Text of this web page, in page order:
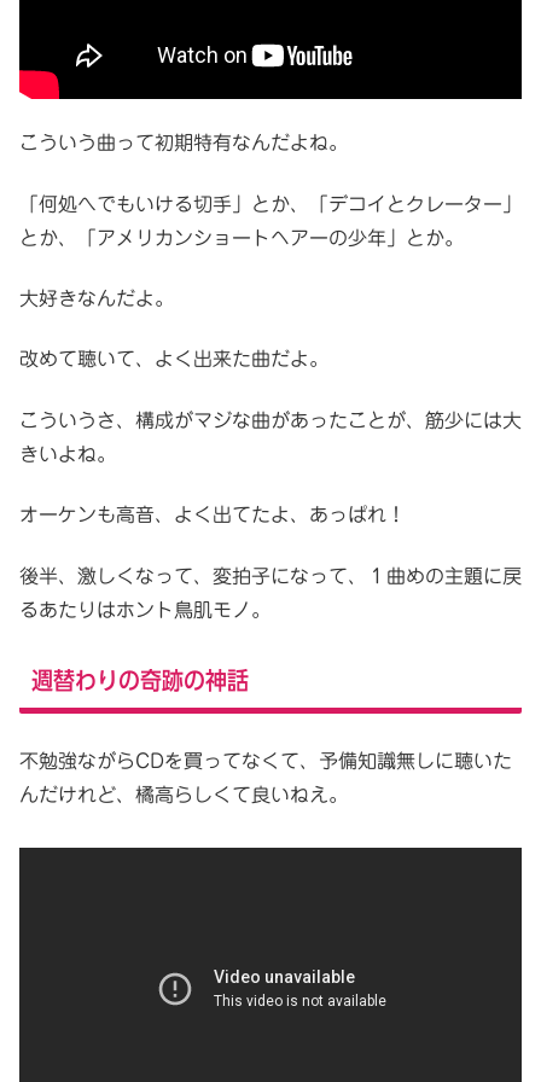
こういう曲って初期特有なんだよね。
「何処へでもいける切手」とか、「デコイとクレーター」
とか、「アメリカンショートヘアーの少年」とか。
大好きなんだよ。
改めて聴いて、よく出来た曲だよ。
こういうさ、構成がマジな曲があったことが、筋少には大
きいよね。
オーケンも高音、よく出てたよ、あっぱれ！
後半、激しくなって、変拍子になって、１曲めの主題に戻
るあたりはホント鳥肌モノ。
週替わりの奇跡の神話
不勉強ながらCDを買ってなくて、予備知識無しに聴いた
んだけれど、橘高らしくて良いねえ。